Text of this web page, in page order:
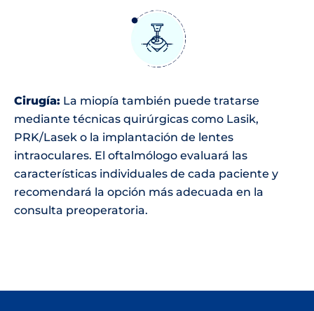
Cirugía: La miopía también puede tratarse
mediante técnicas quirúrgicas como Lasik,
PRK/Lasek o la implantación de lentes
intraoculares. El oftalmólogo evaluará las
características individuales de cada paciente y
recomendará la opción más adecuada en la
consulta preoperatoria.